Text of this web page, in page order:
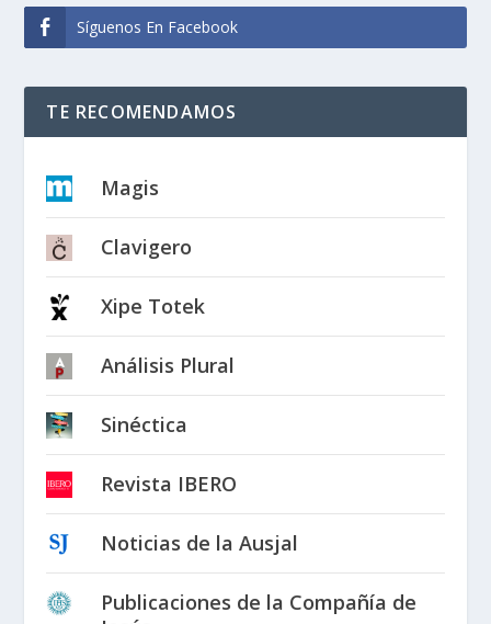
Síguenos En Facebook
TE RECOMENDAMOS
Magis
Clavigero
Xipe Totek
Análisis Plural
Sinéctica
Revista IBERO
Noticias de la Ausjal
Publicaciones de la Compañía de